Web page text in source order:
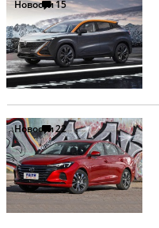
Новости15
Новости22